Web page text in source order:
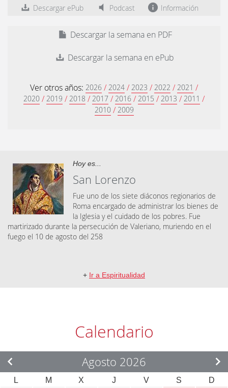
Descargar ePub Podcast Información
Descargar la semana en PDF
Descargar la semana en ePub
Ver otros años: 2026 / 2024 / 2023 / 2022 / 2021 /
2020 / 2019 / 2018 / 2017 / 2016 / 2015 / 2013 / 2011 /
2010 / 2009
Hoy es...
San Lorenzo
Fue uno de los siete diáconos regionarios de
Roma encargado de administrar los bienes de
la Iglesia y el cuidado de los pobres. Fue
martirizado durante la persecución de Valeriano, muriendo en el
fuego el 10 de agosto del 258
+ Ir a Espiritualidad
Calendario
Agosto 2026
L M X J V S D